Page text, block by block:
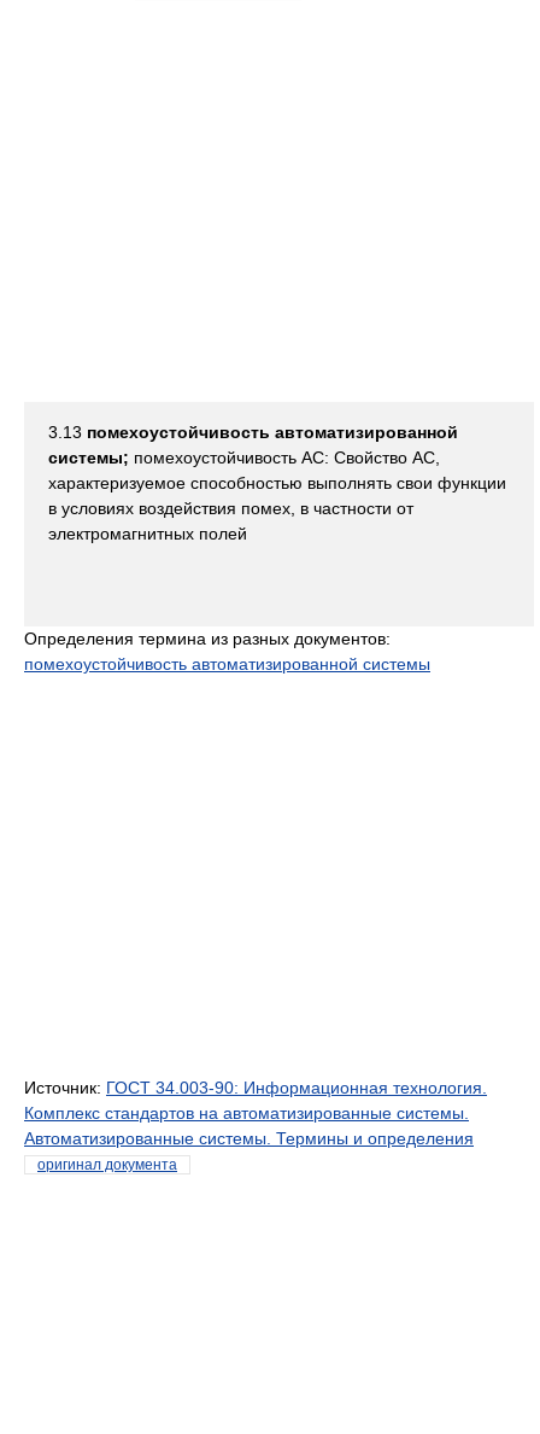
3.13 помехоустойчивость автоматизированной
системы; помехоустойчивость АС: Свойство АС,
характеризуемое способностью выполнять свои функции
в условиях воздействия помех, в частности от
электромагнитных полей
Определения термина из разных документов:
помехоустойчивость автоматизированной системы
Источник: ГОСТ 34.003-90: Информационная технология.
Комплекс стандартов на автоматизированные системы.
Автоматизированные системы. Термины и определения
оригинал документа